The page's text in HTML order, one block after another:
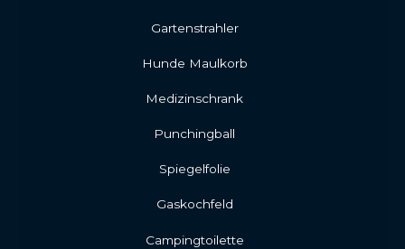
Gartenstrahler
Hunde Maulkorb
Medizinschrank
Punchingball
Spiegelfolie
Gaskochfeld
Campingtoilette